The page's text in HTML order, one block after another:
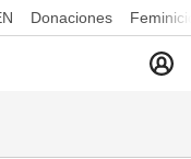
Donaciones